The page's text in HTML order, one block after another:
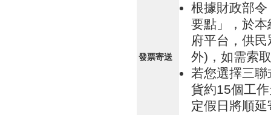
發票寄送
根據財政部
要點」，於
府平台，供
外)，如需索
若您選擇三
貨約15個工
定假日將順延